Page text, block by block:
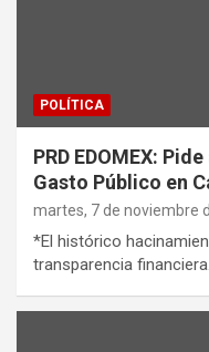
POLÍTICA
PRD EDOMEX:
Gasto Público en
martes, 7 de noviembre
*El histórico
transparencia